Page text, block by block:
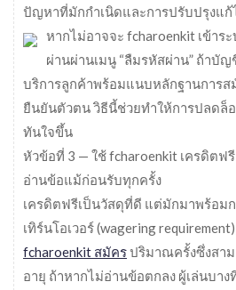
ปัญหาที่มักกำเนิดและการปรับปรุงแก้
หากไม่อาจจะ fcharoenkit เข้าร
ผ่านผ่านเมนู “ลืมรหัสผ่าน” ถ้าบั
บริการลูกค้าพร้อมแนบหลักฐานการส
ยืนยันตัวตน วิธีนี้ช่วยทำให้การปลดล็อ
ทันใจขึ้น
หัวข้อที่ 3 — ใช้ fcharoenkit เครดิตฟ
อ่านข้อแม้ก่อนรับทุกครั้ง
เครดิตฟรีเป็นวัสดุที่ดี แต่มักมาพร้อมก
เทิร์นโอเวอร์ (wagering
fcharoenkit สมัครปริมาณครั้งซึ่งสา
อายุ ถ้าหากไม่อ่านข้อตกลง ผู้เล่นบาง